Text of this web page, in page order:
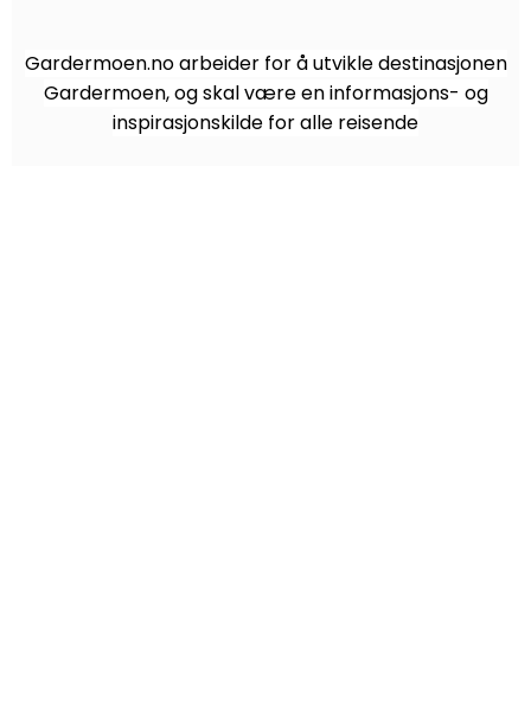
Gardermoen.no arbeider for å utvikle destinasjonen
Gardermoen, og skal være en informasjons- og
inspirasjonskilde for alle reisende